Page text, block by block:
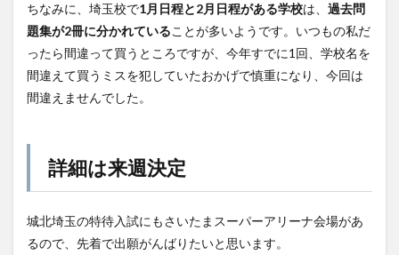
ちなみに、埼玉校で1月日程と2月日程がある学校は、 過去問
題集が2冊に分かれていることが多いようです。いつもの私だ
ったら間違って買うところですが、今年すでに1回、学校名を
間違えて買うミスを犯していたおかげで慎重になり、今回は
間違えませんでした。
詳細は来週決定
城北埼玉の特待入試にもさいたまスーパーアリーナ会場があ
るので、先着で出願がんばりたいと思います。